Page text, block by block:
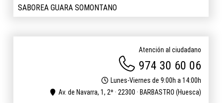
SABOREA GUARA SOMONTANO
Atención al ciudadano
974 30 60 06
Lunes-Viernes de 9:00h a 14:00h
Av. de Navarra, 1, 2º · 22300 · BARBASTRO (Huesca)